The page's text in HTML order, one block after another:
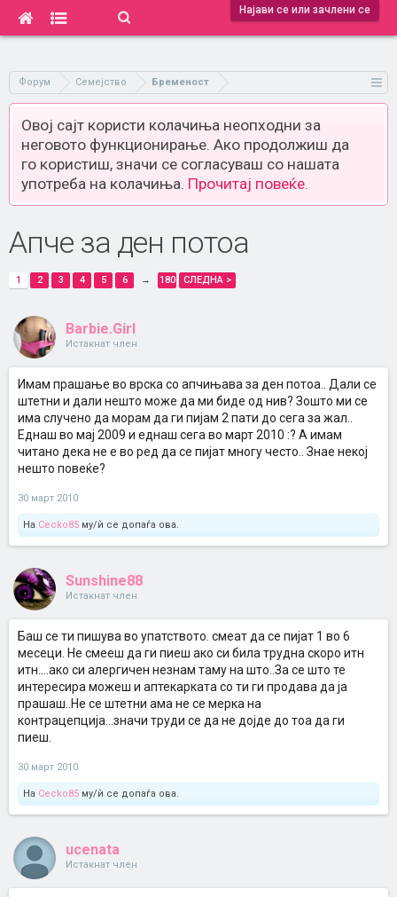
Најави се или зачлени се
Форум Семејство Бременост
Овој сајт користи колачиња неопходни за
неговото функционирање. Ако продолжиш да
го користиш, значи се согласуваш со нашата
употреба на колачиња. Прочитај повеќе.
Апче за ден потоа
1 2 3 4 5 6 → 180 СЛЕДНА >
Barbie.Girl
Истакнат член
Имам прашање во врска со апчињава за ден потоа.. Дали се
штетни и дали нешто може да ми биде од нив? Зошто ми се
има случено да морам да ги пијам 2 пати до сега за жал..
Еднаш во мај 2009 и еднаш сега во март 2010 :? А имам
читано дека не е во ред да се пијат многу често.. Знае некој
нешто повеќе?
30 март 2010
На Cecko85 му/ѝ се допаѓа ова.
Sunshine88
Истакнат член
Баш се ти пишува во упатството. смеат да се пијат 1 во 6
месеци. Не смееш да ги пиеш ако си била трудна скоро итн
итн....ако си алергичен незнам таму на што..За се што те
интересира можеш и аптекарката со ти ги продава да ја
прашаш..Не се штетни ама не се мерка на
контрацепција...значи труди се да не дојде до тоа да ги
пиеш.
30 март 2010
На Cecko85 му/ѝ се допаѓа ова.
ucenata
Истакнат член